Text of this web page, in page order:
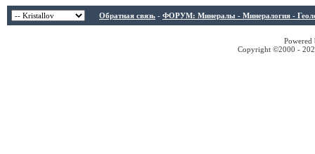
Обратная связь - ФОРУМ: Минералы - Минералогия -
Copyright ©2000 -